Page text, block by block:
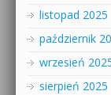
listopad 2025
październik
wrzesień
sierpień 2025